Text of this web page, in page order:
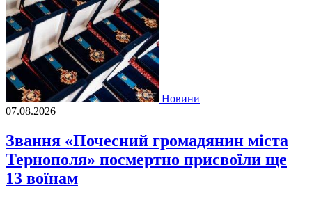
Новини
07.08.2026
Звання «Почесний громадянин міста
Тернополя» посмертно присвоїли ще
13 воїнам